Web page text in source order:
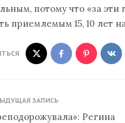
потому что «за эти
приемлемым 15, 10 лет
ЗАПИСЬ
Регина